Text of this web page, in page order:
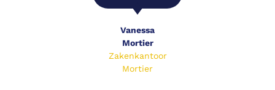
Vanessa
Mortier
Zakenkantoor
Mortier